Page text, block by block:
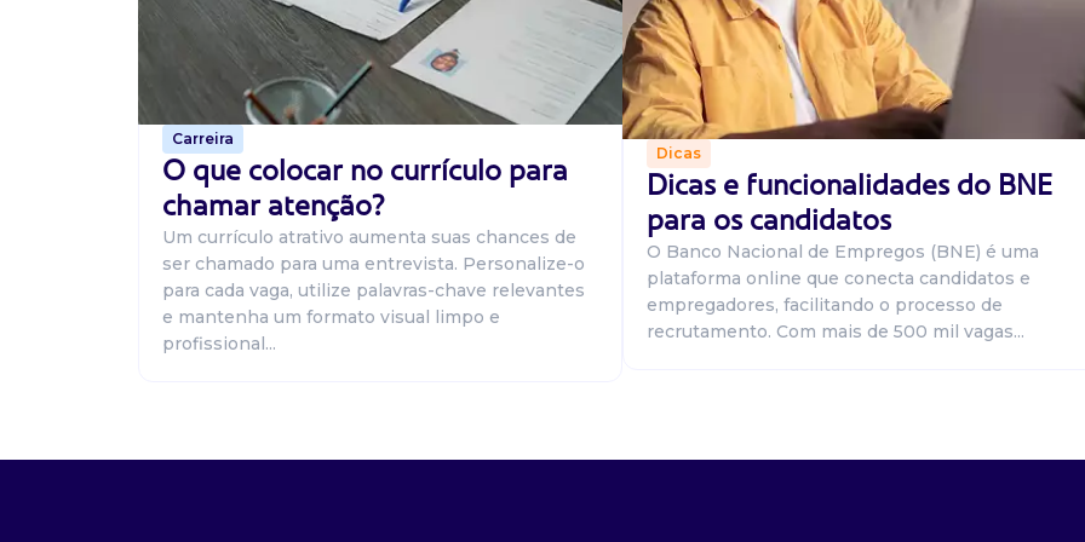
Carreira
O que colocar no currículo para
chamar atenção?
Um currículo atrativo aumenta suas chances de
ser chamado para uma entrevista. Personalize-o
para cada vaga, utilize palavras-chave relevantes
e mantenha um formato visual limpo e
profissional...
Dicas
Dicas e funcionalidades do BNE
para os candidatos
O Banco Nacional de Empregos (BNE) é uma
plataforma online que conecta candidatos e
empregadores, facilitando o processo de
recrutamento. Com mais de 500 mil vagas...